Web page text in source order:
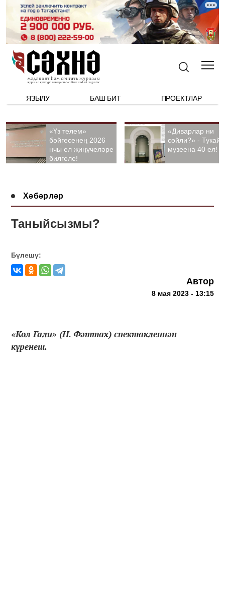
ЯЗЫЛУ БАШ БИТ ПРОЕКТЛАР
«Үз телем»
бәйгесенең 2026
нчы ел җиңүчеләре
билгеле!
«Диварлар ни
сөйли?» - Тукай
музеена 40 ел!
Хәбәрләр
Таныйсызмы?
Бүлешү:
Автор
8 мая 2023 - 13:15
«Кол Гали» (Н. Фәттах) спектакленнән
күренеш.